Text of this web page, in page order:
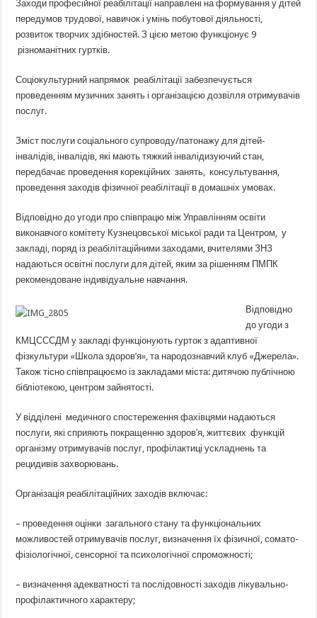
Заходи професійної реабілітації направлені на формування у дітей
передумов трудової, навичок і умінь побутової діяльності,
розвиток творчих здібностей. З цією метою функціонує 9
різноманітних гуртків.
Соціокультурний напрямок реабілітації забезпечується
проведенням музичних занять і організацією дозвілля отримувачів
послуг.
Зміст послуги соціального супроводу/патонажу для дітей-
інвалідів, інвалідів, які мають тяжкий інвалідизуючий стан,
передбачає проведення корекційних занять, консультування,
проведення заходів фізичної реабілітації в домашніх умовах.
Відповідно до угоди про співпрацю між Управлінням освіти
виконавчого комітету Кузнецовської міської ради та Центром, у
закладі, поряд із реабілітаційними заходами, вчителями ЗНЗ
надаються освітні послуги для дітей, яким за рішенням ПМПК
рекомендоване індивідуальне навчання.
Відповідно
до угоди з
КМЦСССДМ у закладі функціонують гурток з адаптивної
фізкультури «Школа здоров’я», та народознавчий клуб «Джерела».
Також тісно співпрацюємо із закладами міста: дитячою публічною
бібліотекою, центром зайнятості.
У відділені медичного спостереження фахівцями надаються
послуги, які сприяють покращенню здоров′я, життєвих функцій
організму отримувачів послуг, профілактиці ускладнень та
рецидивів захворювань.
Організація реабілітаційних заходів включає:
– проведення оцінки загального стану та функціональних
можливостей отримувачів послуг, визначення їх фізичної, сомато-
фізіологічної, сенсорної та психологічної спроможності;
– визначення адекватності та послідовності заходів лікувально-
профілактичного характеру;